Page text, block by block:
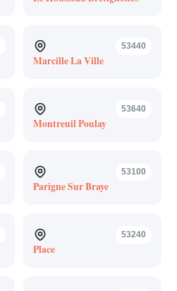
53440
Marcille La Ville
53640
Montreuil Poulay
53100
Parigne Sur Braye
53240
Place